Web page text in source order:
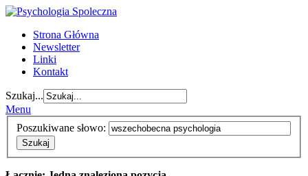
Strona Główna
Newsletter
Linki
Kontakt
Szukaj...
Menu
Poszukiwane słowo:
Szukaj